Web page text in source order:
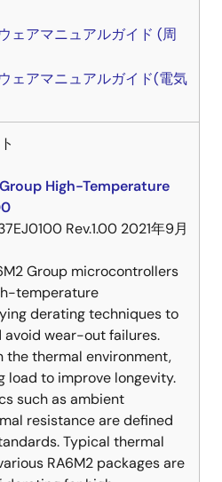
ェアマニュアルガイド (周
ェアマニュアルガイド(電気
High-Temperature
Rev.1.00 2021年9月
Group microcontrollers
temperature
derating techniques to
wear-out failures.
the thermal environment,
load to improve longevity.
such as ambient
resistance are defined
Typical thermal
RA6M2 packages are